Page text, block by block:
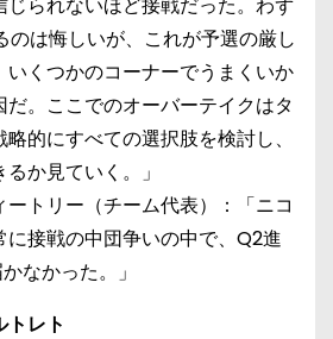
のは悔しいが、これが予選の厳し
いくつかのコーナーでうまくいか
。ここでのオーバーテイクはタ
的にすべての選択肢を検討し、
か見ていく。」
トリー（チーム代表）：「ニコ
に接戦の中団争いの中で、Q2進
なかった。」
トレト